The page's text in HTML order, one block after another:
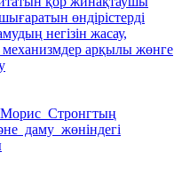
өндірістерді
негізін жасау,
арқылы жөнге
Стронгтың
даму жөніндегі